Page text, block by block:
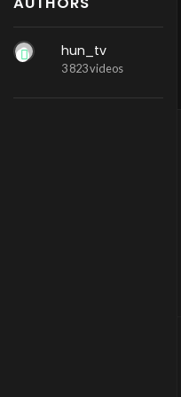
hun_tv
3 823 videos